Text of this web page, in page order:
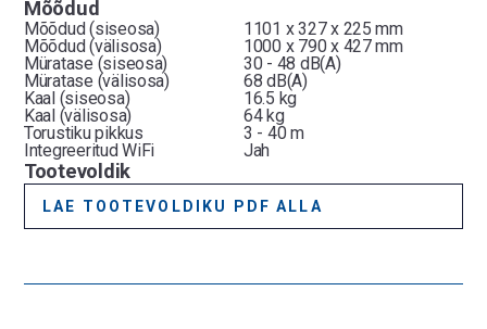
Mõõdud
Mõõdud (siseosa)
1101 x 327 x 225 mm
Mõõdud (välisosa)
1000 x 790 x 427 mm
Müratase (siseosa)
30 - 48 dB(A)
Müratase (välisosa)
68 dB(A)
Kaal (siseosa)
16.5 kg
Kaal (välisosa)
64 kg
Torustiku pikkus
3 - 40 m
Integreeritud WiFi
Jah
Tootevoldik
LAE TOOTEVOLDIKU PDF ALLA